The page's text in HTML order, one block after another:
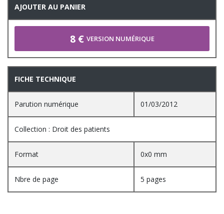
AJOUTER AU PANIER
8 € VERSION NUMÉRIQUE
FICHE TECHNIQUE
Parution numérique 01/03/2012
Collection : Droit des patients
Format 0x0 mm
Nbre de page 5 pages